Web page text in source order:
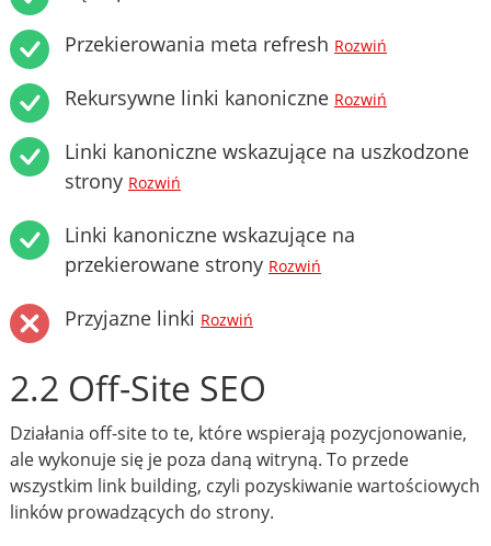
Przekierowania meta refresh Rozwiń
Rekursywne linki kanoniczne Rozwiń
Linki kanoniczne wskazujące na uszkodzone
strony Rozwiń
Linki kanoniczne wskazujące na
przekierowane strony Rozwiń
Przyjazne linki Rozwiń
2.2 Off-Site SEO
Działania off-site to te, które wspierają pozycjonowanie,
ale wykonuje się je poza daną witryną. To przede
wszystkim link building, czyli pozyskiwanie wartościowych
linków prowadzących do strony.